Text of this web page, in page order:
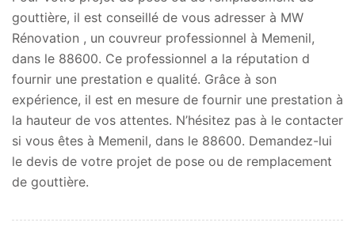
gouttière, il est conseillé de vous adresser à MW
Rénovation , un couvreur professionnel à Memenil,
dans le 88600. Ce professionnel a la réputation d
fournir une prestation e qualité. Grâce à son
expérience, il est en mesure de fournir une prestation à
la hauteur de vos attentes. N’hésitez pas à le contacter
si vous êtes à Memenil, dans le 88600. Demandez-lui
le devis de votre projet de pose ou de remplacement
de gouttière.